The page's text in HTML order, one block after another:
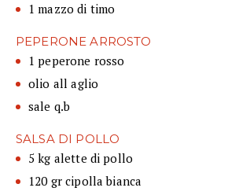
1 mazzo di timo
PEPERONE ARROSTO
1 peperone rosso
olio all aglio
sale q.b
SALSA DI POLLO
5 kg alette di pollo
120 gr cipolla bianca